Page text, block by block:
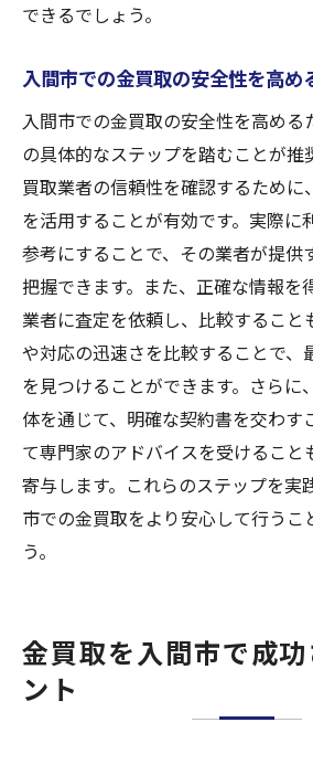
できるでしょう。
入間市での金買取の安全性を高め
入間市での金買取の安全性を高める
の具体的なステップを踏むことが推
買取業者の信頼性を確認するために
を活用することが有効です。実際に
参考にすることで、その業者が提供
把握できます。また、正確な情報を
業者に査定を依頼し、比較すること
や対応の迅速さを比較することで、
を見つけることができます。さらに
体を通じて、明確な契約書を交わす
て専門家のアドバイスを受けること
寄与します。これらのステップを実
市での金買取をより安心して行うこ
う。
金買取を入間市で成
ント